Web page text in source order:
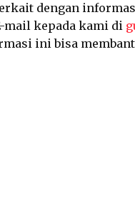
dengan
mail kepada kami di
ini bisa